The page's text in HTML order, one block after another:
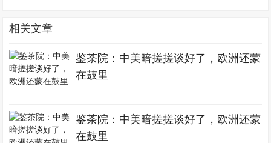
相关文章
鉴茶院：中美暗搓搓谈好了，欧洲还蒙
在鼓里
鉴茶院：中美暗搓搓谈好了，欧洲还蒙
在鼓里